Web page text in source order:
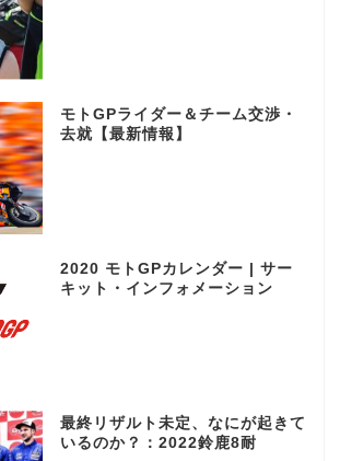
モトGPライダー＆チーム交渉・
去就【最新情報】
2020 モトGPカレンダー | サー
キット・インフォメーション
最終リザルト未定、なにが起きて
いるのか？：2022鈴鹿8耐